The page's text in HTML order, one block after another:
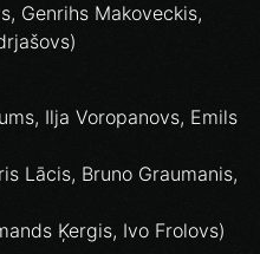
Genrihs Makoveckis,
Ilja Voropanovs, Emils
Lācis, Bruno Graumanis,
Ķergis, Ivo Frolovs)